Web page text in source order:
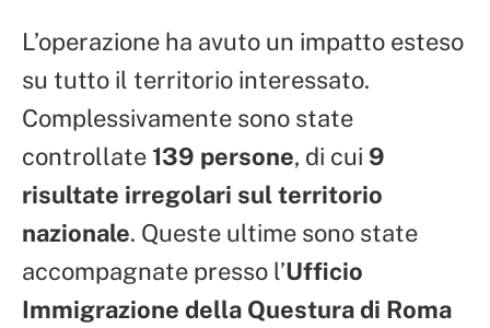
L’operazione ha avuto un impatto esteso
su tutto il territorio interessato.
Complessivamente sono state
controllate 139 persone, di cui 9
risultate irregolari sul territorio
nazionale. Queste ultime sono state
accompagnate presso l’Ufficio
Immigrazione della Questura di Roma